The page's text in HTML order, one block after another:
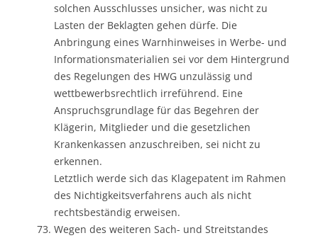
solchen Ausschlusses unsicher, was nicht zu
Lasten der Beklagten gehen dürfe. Die
Anbringung eines Warnhinweises in Werbe- und
Informationsmaterialien sei vor dem Hintergrund
des Regelungen des HWG unzulässig und
wettbewerbsrechtlich irreführend. Eine
Anspruchsgrundlage für das Begehren der
Klägerin, Mitglieder und die gesetzlichen
Krankenkassen anzuschreiben, sei nicht zu
erkennen.
Letztlich werde sich das Klagepatent im Rahmen
des Nichtigkeitsverfahrens auch als nicht
rechtsbeständig erweisen.
Wegen des weiteren Sach- und Streitstandes